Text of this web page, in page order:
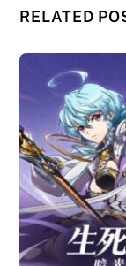
RELATED